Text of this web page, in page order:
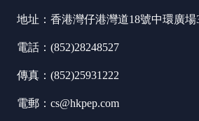
地址：香港灣仔港灣道18號中環廣場
電話：(852)28248527
傳真：(852)25931222
電郵：cs@hkpep.com